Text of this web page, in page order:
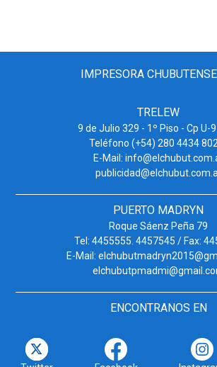
IMPRESORA
TRELEW
9 de Julio 329 - 1º Piso - Cp U-
Teléfono (+54) 280 4434
E-Mail:
PUERTO MADRYN
Roque Sáenz Peña 79
Tel: 4455555. 4457545 / Fax:
E-Mail:
ENCONTRANOS EN